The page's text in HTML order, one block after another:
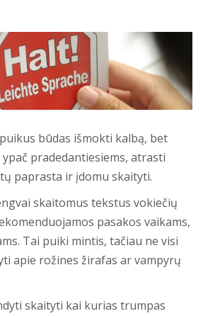
būdas išmokti kalbą, bet
pradedantiesiems, atrasti
paprasta ir įdomu skaityti.
skaitomus tekstus vokiečių
pasakos vaikams,
Tai puiki mintis, tačiau ne visi
apie rožines žirafas ar vampyrų
skaityti kai kurias trumpas